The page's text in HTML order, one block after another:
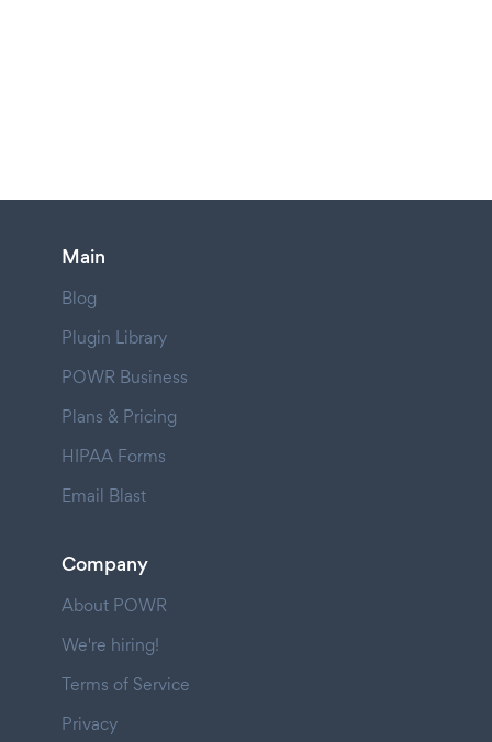
Main
Blog
Plugin Library
POWR Business
Plans & Pricing
HIPAA Forms
Email Blast
Company
About POWR
We're hiring!
Terms of Service
Privacy